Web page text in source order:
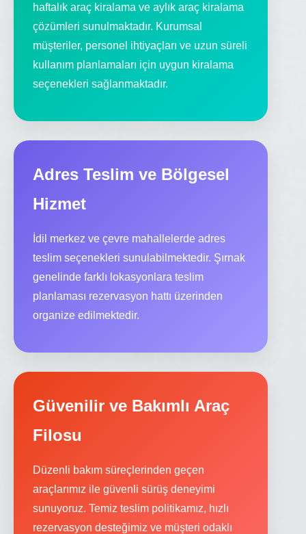
haftalık araç kiralama ve aylık araç kiralama
çözümleri sunulmaktadır. Kurumsal
müşteriler, personel ihtiyaçları ve uzun süreli
kullanım planlamaları için uygun kiralama
seçenekleri sağlanmaktadır.
Adres Teslim ve Bölgesel
Hizmet
İdil merkez ve çevre mahallelerde adres
teslim seçenekleri sunulabilmektedir. Şırnak
genelinde farklı lokasyonlara teslim
planlaması rezervasyon hattı üzerinden
organize edilmektedir.
Güvenilir ve Bakımlı Araç
Filosu
Düzenli bakım süreçlerinden geçen
araçlarımız ile güvenli sürüş deneyimi
sunuyoruz. Temiz teslim politikamız, hızlı
rezervasyon desteğimiz ve müşteri odaklı